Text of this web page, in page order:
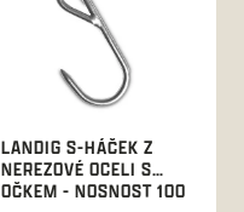
LANDIG S-HÁČEK Z
NEREZOVÉ OCELI S
OČKEM - NOSNOST 100